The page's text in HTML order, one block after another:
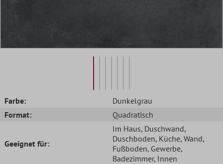
Farbe:
Dunkelgrau
Format:
Quadratisch
Geeignet für:
Im Haus, Duschwand,
Duschboden, Küche, Wand,
Fußboden, Gewerbe,
Badezimmer, Innen